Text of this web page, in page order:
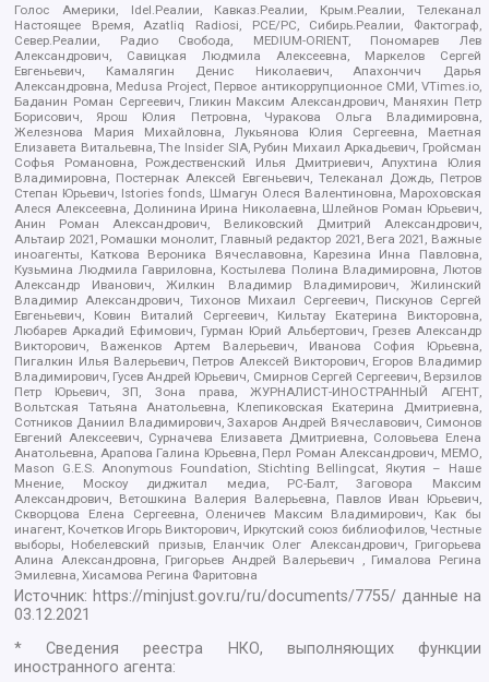
Голос Америки, Idel.Реалии, Кавказ.Реалии, Крым.Реалии, Телеканал
Настоящее Время, Azatliq Radiosi, PCE/PC, Сибирь.Реалии, Фактограф,
Север.Реалии, Радио Свобода, MEDIUM-ORIENT, Пономарев Лев
Александрович, Савицкая Людмила Алексеевна, Маркелов Сергей
Евгеньевич, Камалягин Денис Николаевич, Апахончич Дарья
Александровна, Medusa Project, Первое антикоррупционное СМИ, VTimes.io,
Баданин Роман Сергеевич, Гликин Максим Александрович, Маняхин Петр
Борисович, Ярош Юлия Петровна, Чуракова Ольга Владимировна,
Железнова Мария Михайловна, Лукьянова Юлия Сергеевна, Маетная
Елизавета Витальевна, The Insider SIA, Рубин Михаил Аркадьевич, Гройсман
Софья Романовна, Рождественский Илья Дмитриевич, Апухтина Юлия
Владимировна, Постернак Алексей Евгеньевич, Телеканал Дождь, Петров
Степан Юрьевич, Istories fonds, Шмагун Олеся Валентиновна, Мароховская
Алеся Алексеевна, Долинина Ирина Николаевна, Шлейнов Роман Юрьевич,
Анин Роман Александрович, Великовский Дмитрий Александрович,
Альтаир 2021, Ромашки монолит, Главный редактор 2021, Вега 2021, Важные
иноагенты, Каткова Вероника Вячеславовна, Карезина Инна Павловна,
Кузьмина Людмила Гавриловна, Костылева Полина Владимировна, Лютов
Александр Иванович, Жилкин Владимир Владимирович, Жилинский
Владимир Александрович, Тихонов Михаил Сергеевич, Пискунов Сергей
Евгеньевич, Ковин Виталий Сергеевич, Кильтау Екатерина Викторовна,
Любарев Аркадий Ефимович, Гурман Юрий Альбертович, Грезев Александр
Викторович, Важенков Артем Валерьевич, Иванова София Юрьевна,
Пигалкин Илья Валерьевич, Петров Алексей Викторович, Егоров Владимир
Владимирович, Гусев Андрей Юрьевич, Смирнов Сергей Сергеевич, Верзилов
Петр Юрьевич, ЗП, Зона права, ЖУРНАЛИСТ-ИНОСТРАННЫЙ АГЕНТ,
Вольтская Татьяна Анатольевна, Клепиковская Екатерина Дмитриевна,
Сотников Даниил Владимирович, Захаров Андрей Вячеславович, Симонов
Евгений Алексеевич, Сурначева Елизавета Дмитриевна, Соловьева Елена
Анатольевна, Арапова Галина Юрьевна, Перл Роман Александрович, МЕМО,
Mason G.E.S. Anonymous Foundation, Stichting Bellingcat, Якутия – Наше
Мнение, Москоу диджитал медиа, РС-Балт, Заговора Максим
Александрович, Ветошкина Валерия Валерьевна, Павлов Иван Юрьевич,
Скворцова Елена Сергеевна, Оленичев Максим Владимирович, Как бы
инагент, Кочетков Игорь Викторович, Иркутский союз библиофилов, Честные
выборы, Нобелевский призыв, Еланчик Олег Александрович, Григорьева
Алина Александровна, Григорьев Андрей Валерьевич , Гималова Регина
Эмилевна, Хисамова Регина Фаритовна
Источник: https://minjust.gov.ru/ru/documents/7755/ данные на
03.12.2021
* Сведения реестра НКО, выполняющих функции
иностранного агента: